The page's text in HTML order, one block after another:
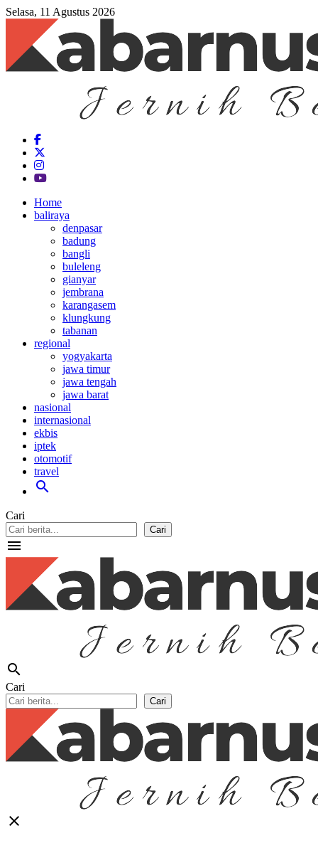
Selasa, 11 Agustus 2026
Home
baliraya
denpasar
badung
bangli
buleleng
gianyar
jembrana
karangasem
klungkung
tabanan
regional
yogyakarta
jawa timur
jawa tengah
jawa barat
nasional
internasional
ekbis
iptek
otomotif
travel
search
Cari
Cari
menu
search
Cari
Cari
close